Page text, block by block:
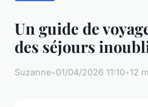
Un guide de
des séjours
Suzanne•01/04/2026 11:10•12